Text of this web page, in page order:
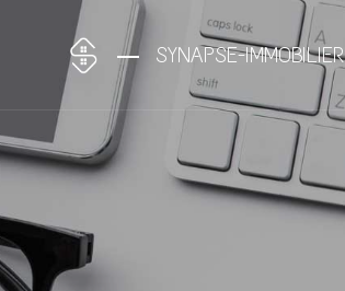
SYNAPSE-IMMOBILIER